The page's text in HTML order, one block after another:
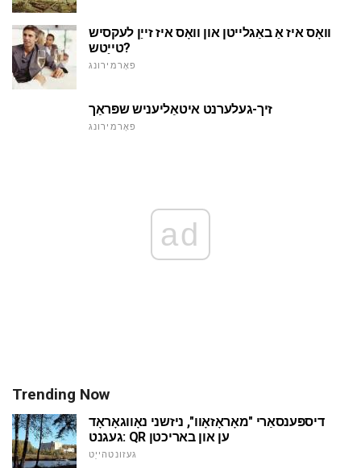
וואָס איז אַ באַגלייטן און וואָס איז זייַן לעקסיש
טייַטש?
פאָרמירונג
זיך-געלערנט איטאַליעניש שפּראַך
פאָרמירונג
ad
Trending Now
דיספּענסאַרי "מאָראָזאָוו", ניזשני נאָווגאָראָד
געגנט: QR ען און באריכטן
געזונטהייַט